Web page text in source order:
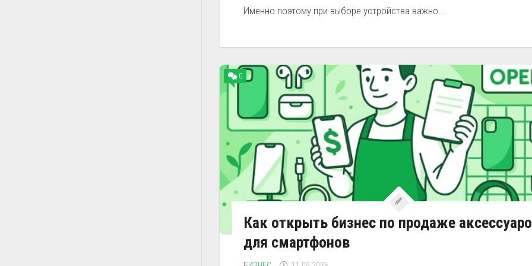
Именно поэтому при выборе устройства важно...
0
Как открыть бизнес по продаже
для смартфонов